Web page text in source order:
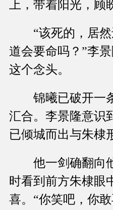
上，带着阳光，顾
“该死的，居然
道会要命吗？”李
这个念头。
锦曦已破开一
汇合。李景隆意识
已倾城而出与朱棣
他一剑确翻向他
时看到前方朱棣眼
喜。“你笑吧，你